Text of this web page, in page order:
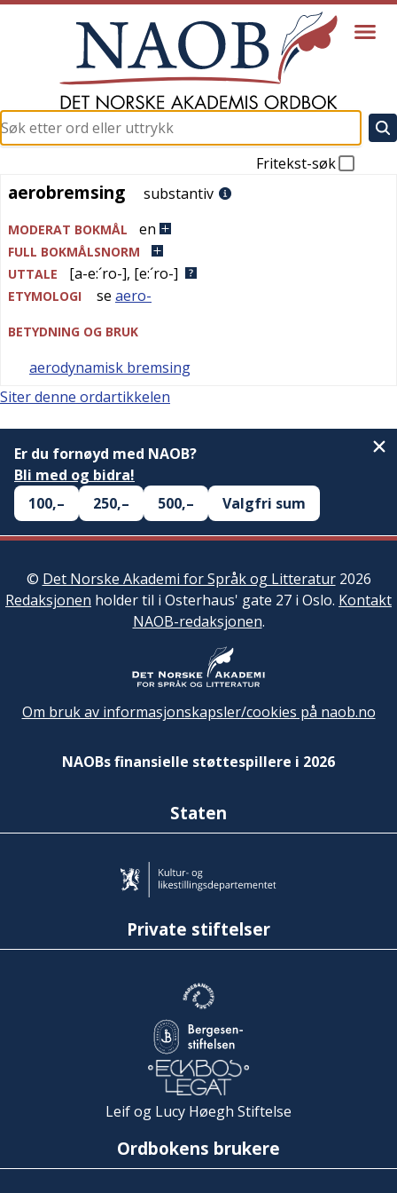
Fritekst-søk
aerobremsing
aerobremsing substantiv
MODERAT BOKMÅL en
FULL BOKMÅLSNORM
UTTALE
[a-e:´ro-], [e:´ro-]
ETYMOLOGI se aero-
BETYDNING OG BRUK
aerodynamisk bremsing
Siter denne ordartikkelen
Er du fornøyd med NAOB?
Bli med og bidra!
100,–
250,– 500,– Valgfri sum
© Det Norske Akademi for Språk og Litteratur2026
Redaksjonen holder til i Osterhaus' gate 27 i Oslo. Kontakt
NAOB-redaksjonen.
Om bruk av informasjonskapsler/cookies på naob.no
NAOBs finansielle støttespillere i 2026
Staten
Private stiftelser
Leif og Lucy Høegh Stiftelse
Ordbokens brukere